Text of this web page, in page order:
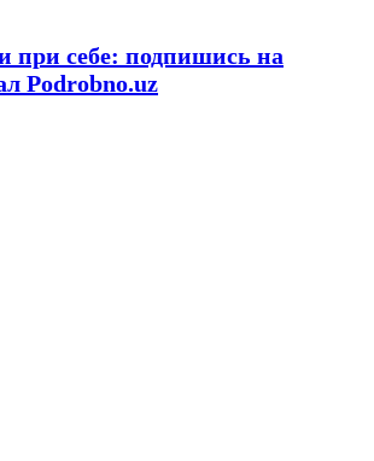
при себе: подпишись на
Podrobno.uz